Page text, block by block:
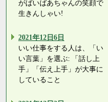
がばいばあちゃんの笑顔で
生きんしゃい!
2021年12日6日
いい仕事をする人は、「い
い言葉」を選ぶ: 「話し上
手」「伝え上手」が大事に
していること